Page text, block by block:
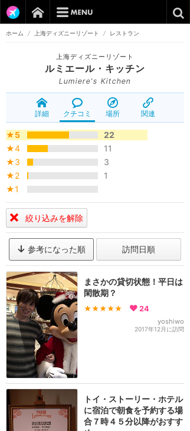
ホーム / 上海ディズニーリゾート / レストラン
上海ディズニーリゾート
ルミエール・キッチン
Lumiere's Kitchen
詳細 クチコミ 場所 関連
★5
22
★4
11
★3
3
★2
1
★1
絞り込みを解除
参考になった順 訪問日順
まさかの貸切状態！平日は
閑散期？
★★★★★ 24
yoshiwo
2017年12月に訪問
トイ・ストーリー・ホテル
に宿泊で朝食を予約する場
合７時４５分以降がおすす